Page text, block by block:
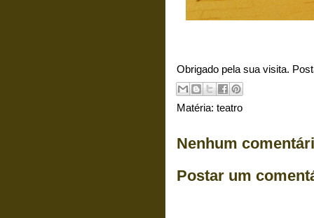
Obrigado pela sua visita.
Matéria: teatro
Nenhum
Postar um